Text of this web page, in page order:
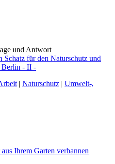
und Antwort
für den Naturschutz und
Berlin - II -
| Naturschutz | Umwelt-,
Ihrem Garten verbannen